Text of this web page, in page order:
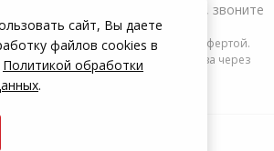
вопрос или возникла жалоба, звоните
zakrepi.ru не является публичной офертой.
только при оформлении заказа через
магазин zakrepi.ru.
сайт, Вы даете
файлов cookies в
Политикой обработки
.